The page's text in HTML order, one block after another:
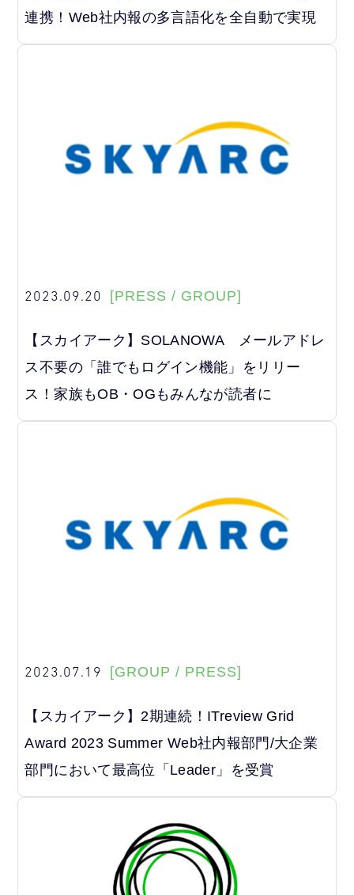
連携！Web社内報の多言語化を全自動で実現
2023.09.20 [PRESS / GROUP]
【スカイアーク】SOLANOWA メールアドレ
ス不要の「誰でもログイン機能」をリリー
ス！家族もOB・OGもみんなが読者に
2023.07.19 [GROUP / PRESS]
【スカイアーク】2期連続！ITreview Grid
Award 2023 Summer Web社内報部門/大企業
部門において最高位「Leader」を受賞